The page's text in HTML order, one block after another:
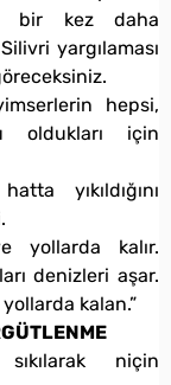
bir kez daha
yargılaması
hepsi,
oldukları için
yıkıldığını
yollarda kalır.
denizleri aşar.
kalan.”
niçin